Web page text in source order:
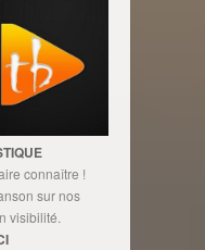
connaître !
sur nos
visibilité.